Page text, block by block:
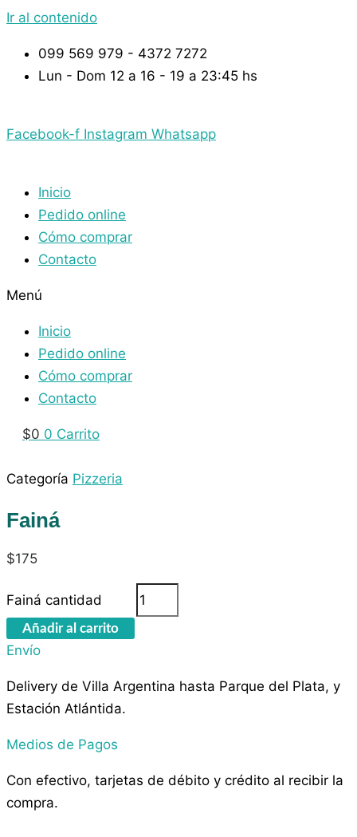
Ir al contenido
099 569 979 - 4372 7272
Lun - Dom 12 a 16 - 19 a 23:45 hs
Facebook-f Instagram Whatsapp
Inicio
Pedido online
Cómo comprar
Contacto
Menú
Inicio
Pedido online
Cómo comprar
Contacto
$0 0 Carrito
Categoría Pizzeria
Fainá
$175
Fainá cantidad
Añadir al carrito
Envío
Delivery de Villa Argentina hasta Parque del Plata, y
Estación Atlántida.
Medios de Pagos
Con efectivo, tarjetas de débito y crédito al recibir la
compra.